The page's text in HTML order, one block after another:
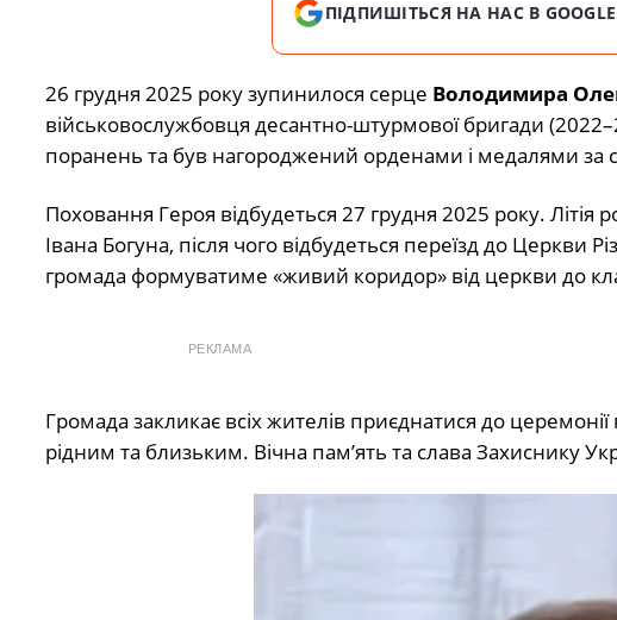
ПІДПИШІТЬСЯ НА НАС В GOOGLE
26 грудня 2025 року зупинилося серце Володимира
військовослужбовця десантно-штурмової бригади
поранень та був нагороджений орденами і медалями за
Поховання Героя відбудеться 27 грудня 2025 року.
Івана Богуна, після чого відбудеться переїзд до Церкви
громада формуватиме «живий коридор» від церкви до
РЕКЛАМА
Громада закликає всіх жителів приєднатися до
рідним та близьким. Вічна пам’ять та слава Захиснику